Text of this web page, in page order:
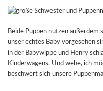
Beide Puppen nutzen
unser echtes Baby vorgesehen
in der Babywippe und Henry
Kinderwagens. Und wehe, ich
beschwert sich unsere